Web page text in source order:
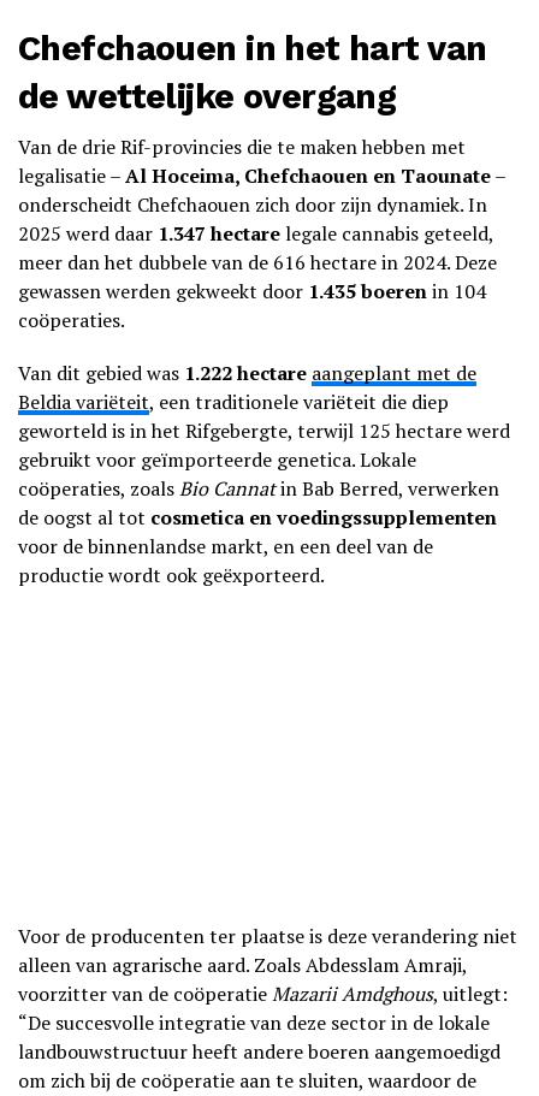
Chefchaouen in het hart van
de wettelijke overgang
Van de drie Rif-provincies die te maken hebben met
legalisatie –Al Hoceima, Chefchaouen en Taounate–
onderscheidt Chefchaouen zich door zijn dynamiek. In
2025 werd daar 1.347 hectarelegale cannabis geteeld,
meer dan het dubbele van de 616 hectare in 2024. Deze
gewassen werden gekweekt door 1.435 boerenin 104
coöperaties.
Van dit gebied was 1.222 hectare aangeplant met de
Beldia variëteit, een traditionele variëteit die diep
geworteld is in het Rifgebergte, terwijl 125 hectare werd
gebruikt voor geïmporteerde genetica. Lokale
coöperaties, zoalsBio Cannatin Bab Berred, verwerken
de oogst al tot cosmetica en voedingssupplementen
voor de binnenlandse markt, en een deel van de
productie wordt ook geëxporteerd.
Voor de producenten ter plaatse is deze verandering niet
alleen van agrarische aard. Zoals Abdesslam Amraji,
voorzitter van de coöperatieMazarii Amdghous, uitlegt:
“De succesvolle integratie van deze sector in de lokale
landbouwstructuur heeft andere boeren aangemoedigd
om zich bij de coöperatie aan te sluiten, waardoor de